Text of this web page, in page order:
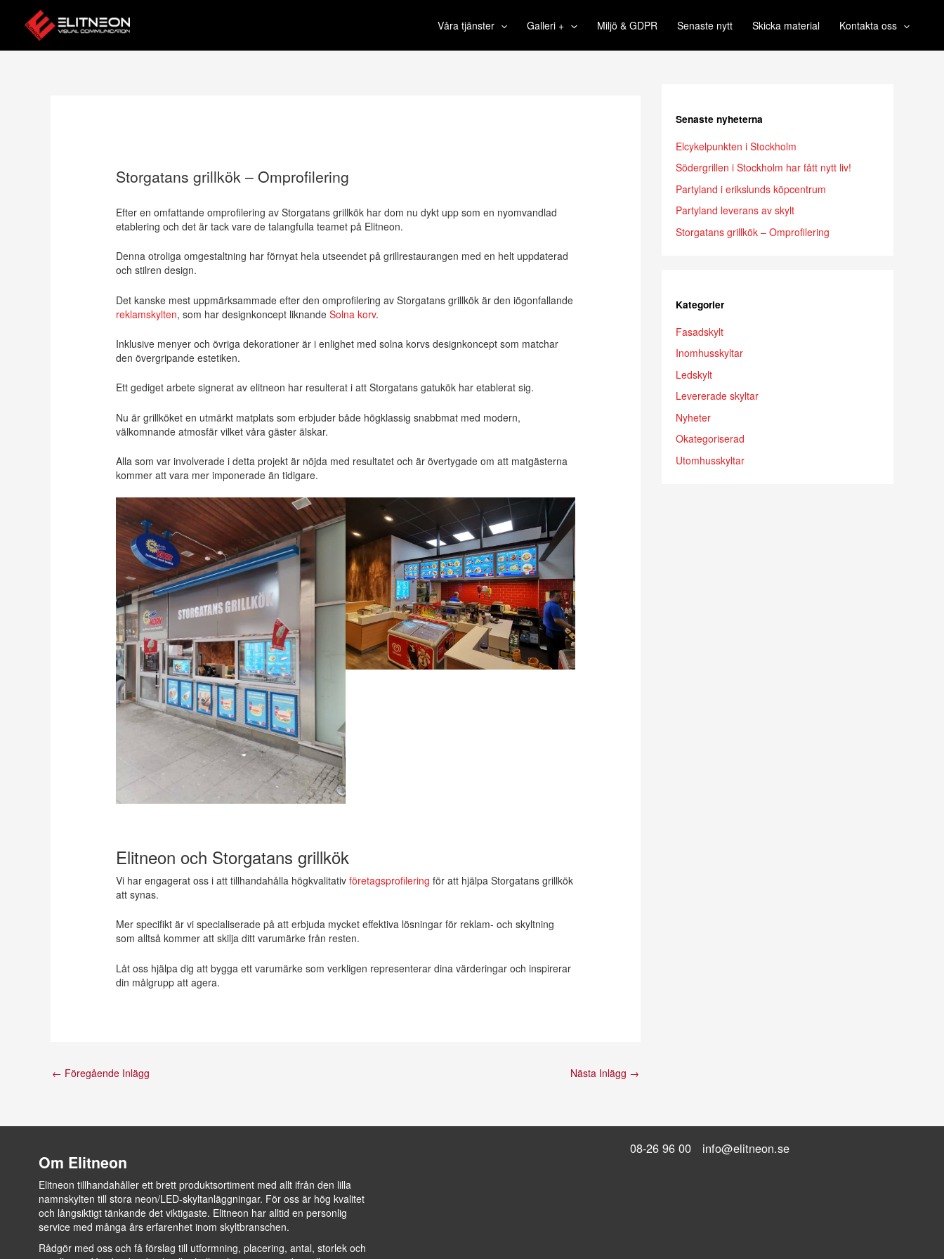
Våra tjänster Galleri + Miljö & GDPR Senaste nytt Skicka material Kontakta oss
Storgatans grillkök – Omprofilering
Efter en omfattande omprofilering av Storgatans grillkök har dom nu dykt upp som en nyomvandlad
etablering och det är tack vare de talangfulla teamet på Elitneon.
Denna otroliga omgestaltning har förnyat hela utseendet på grillrestaurangen med en helt uppdaterad
och stilren design.
Det kanske mest uppmärksammade efter den omprofilering av Storgatans grillkök är den iögonfallande
reklamskylten, som har designkoncept liknandeSolna korv.
Inklusive menyer och övriga dekorationer är i enlighet med solna korvs designkoncept som matchar
den övergripande estetiken.
Ett gediget arbete signerat av elitneon har resulterat i att Storgatans gatukök har etablerat sig.
Nu är grillköket en utmärkt matplats som erbjuder både högklassig snabbmat med modern,
välkomnande atmosfär vilket våra gäster älskar.
Alla som var involverade i detta projekt är nöjda med resultatet och är övertygade om att matgästerna
kommer att vara mer imponerade än tidigare.
Elitneon och Storgatans grillkök
Vi har engagerat oss i att tillhandahålla högkvalitativföretagsprofilering för att hjälpa Storgatans grillkök
att synas.
Mer specifikt är vi specialiserade på att erbjuda mycket effektiva lösningar för reklam- och skyltning
som alltså kommer att skilja ditt varumärke från resten.
Låt oss hjälpa dig att bygga ett varumärke som verkligen representerar dina värderingar och inspirerar
din målgrupp att agera.
← Föregående Inlägg Nästa Inlägg →
Senaste nyheterna
Elcykelpunkten i Stockholm
Södergrillen i Stockholm har fått nytt liv!
Partyland i erikslunds köpcentrum
Partyland leverans av skylt
Storgatans grillkök – Omprofilering
Kategorier
Fasadskylt
Inomhusskyltar
Ledskylt
Levererade skyltar
Nyheter
Okategoriserad
Utomhusskyltar
Om Elitneon
Elitneon tillhandahåller ett brett produktsortiment med allt ifrån den lilla
namnskylten till stora neon/LED-skyltanläggningar. För oss är hög kvalitet
och långsiktigt tänkande det viktigaste. Elitneon har alltid en personlig
service med många års erfarenhet inom skyltbranschen.
Rådgör med oss och få förslag till utformning, placering, antal, storlek och
08-26 96 00 info@elitneon.se